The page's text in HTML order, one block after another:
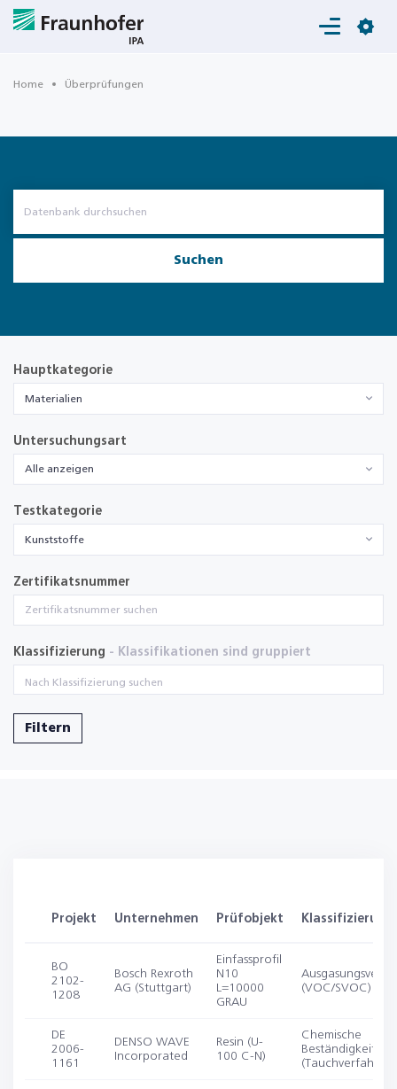
Login
Home Überprüfungen
Suchen
Hauptkategorie
Materialien
Untersuchungsart
Alle anzeigen
Testkategorie
Kunststoffe
Zertifikatsnummer
Klassifizierung - Klassifikationen sind gruppiert
Filtern
Projekt Unternehmen Prüfobjekt Klassifizierung
BO
2102-
1208
Bosch Rexroth
AG (Stuttgart)
Einfassprofil
N10
L=10000
GRAU
(VOC/SVOC)
DE
2006-
1161
DENSO WAVE
Incorporated
Resin (U-
100 C-N)
Chemische
Beständigkeit
(Tauchverfahren)